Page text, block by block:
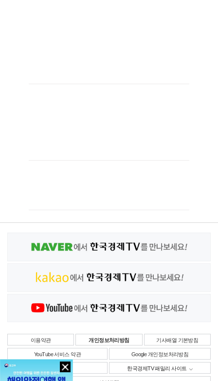
이용약관 개인정보처리방침 기사배열 기본방침
YouTube 서비스 약관 Google 개인정보처리방침
사업자정보 한국경제TV 패밀리 사이트